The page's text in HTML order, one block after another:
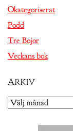
Okategoriserat
Podd
Tre Bojor
Veckans bok
Arkiv
Arkiv